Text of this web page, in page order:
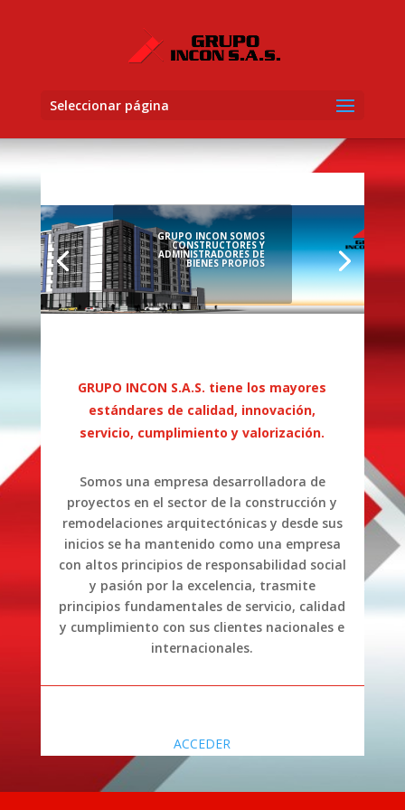
Seleccionar página
GRUPO INCON SOMOS
CONSTRUCTORES Y
ADMINISTRADORES DE
BIENES PROPIOS
GRUPO INCON S.A.S. tiene los mayores
estándares de calidad, innovación,
servicio, cumplimiento y valorización.
Somos una empresa desarrolladora de
proyectos en el sector de la construcción y
remodelaciones arquitectónicas y desde sus
inicios se ha mantenido como una empresa
con altos principios de responsabilidad social
y pasión por la excelencia, trasmite
principios fundamentales de servicio, calidad
y cumplimiento con sus clientes nacionales e
internacionales.
ACCEDER